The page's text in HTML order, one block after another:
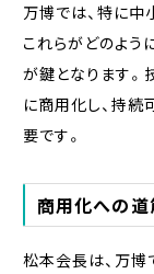
万博では、特に中
これらがどのよう
が鍵となります。
に商用化し、持続
要です。
商用化への道
松本会長は、万博